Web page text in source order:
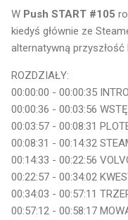
W Push START #105
kiedyś głównie ze
alternatywną przyszłość
ROZDZIAŁY:
00:00:00 - 00:00:35 INTRO
00:00:36 - 00:03:56
00:03:57 - 00:08:31
00:08:31 - 00:14:32
00:14:33 - 00:22:56
00:22:57 - 00:34:02
00:34:03 - 00:57:11
00:57:12 - 00:58:17